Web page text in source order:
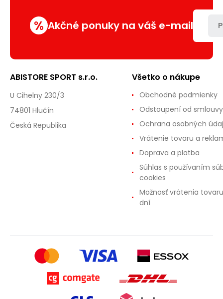
% Akčné ponuky na váš e-mail
ABISTORE SPORT s.r.o.
U Cihelny 230/3
74801 Hlučín
Česká Republika
Všetko o nákupe
Obchodné podmienky
Odstoupení od smlouvy
Ochrana osobných
Vrátenie tovaru a
Doprava a platba
Súhlas s používaním
cookies
Možnosť vrátenia
dní